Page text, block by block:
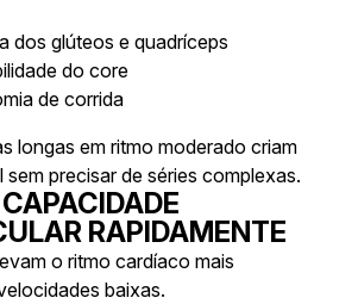
dos glúteos e quadríceps
do core
de corrida
longas em ritmo moderado criam
precisar de séries complexas.
RAPIDAMENTE
o ritmo cardíaco mais
baixas.